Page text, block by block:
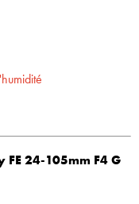
FE 24-105mm F4 G